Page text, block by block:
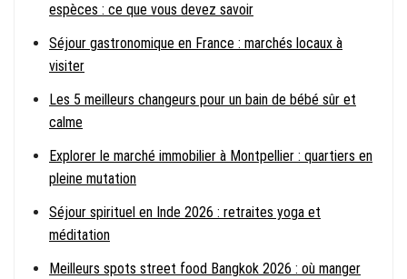
espèces : ce que vous devez savoir
Séjour gastronomique en France : marchés locaux à
visiter
Les 5 meilleurs changeurs pour un bain de bébé sûr et
calme
Explorer le marché immobilier à Montpellier : quartiers en
pleine mutation
Séjour spirituel en Inde 2026 : retraites yoga et
méditation
Meilleurs spots street food Bangkok 2026 : où manger